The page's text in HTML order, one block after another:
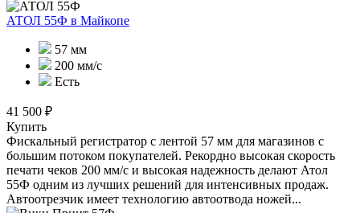
АТОЛ 55Ф в Майкопе
57 мм
200 мм/с
Есть
41 500 ₽
Купить
Фискальный регистратор с лентой 57 мм для магазинов с
большим потоком покупателей. Рекордно высокая скорость
печати чеков 200 мм/с и высокая надежность делают Атол
55Ф одним из лучших решений для интенсивных продаж.
Автоотрезчик имеет технологию автоотвода ножей...